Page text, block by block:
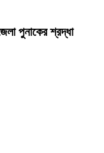
পুনাকের শ্রদ্ধা